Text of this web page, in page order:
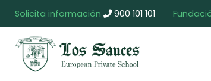
Solicita información 900 101 101